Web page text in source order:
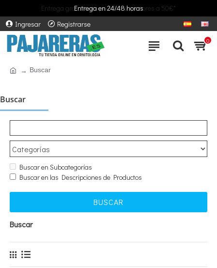
Entrega gratuita en pedidos superiores a 50€*
Entrega en 24/48 horas
Ingresar
Registrarse
0
Buscar
Buscar
Buscar en Subcategorías
Buscar en las Descripciones de Productos
BUSCAR
Buscar